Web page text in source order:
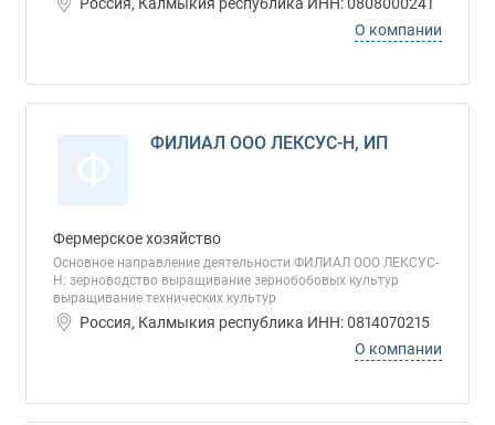
О компании
ФИЛИАЛ ООО ЛЕКСУС-Н, ИП
Фермерское хозяйство
Основное направление деятельности ФИЛИАЛ ООО ЛЕКСУС-
Н: зерноводство выращивание зернобобовых культур
выращивание технических культур
Россия, Калмыкия республика ИНН: 0814070215
О компании